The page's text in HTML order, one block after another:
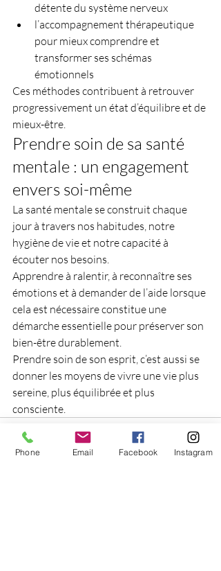
détente du système nerveux
l’accompagnement thérapeutique
pour mieux comprendre et
transformer ses schémas
émotionnels
Ces méthodes contribuent à retrouver
progressivement un état d’équilibre et de
mieux-être.
Prendre soin de sa santé
mentale : un engagement
envers soi-même
La santé mentale se construit chaque
jour à travers nos habitudes, notre
hygiène de vie et notre capacité à
écouter nos besoins.
Apprendre à ralentir, à reconnaître ses
émotions et à demander de l’aide lorsque
cela est nécessaire constitue une
démarche essentielle pour préserver son
bien-être durablement.
Prendre soin de son esprit, c’est aussi se
donner les moyens de vivre une vie plus
sereine, plus équilibrée et plus
consciente.
Phone Email Facebook Instagram